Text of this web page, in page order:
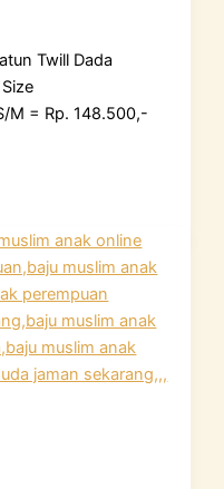
Twill Dada
M = Rp. 148.500,-